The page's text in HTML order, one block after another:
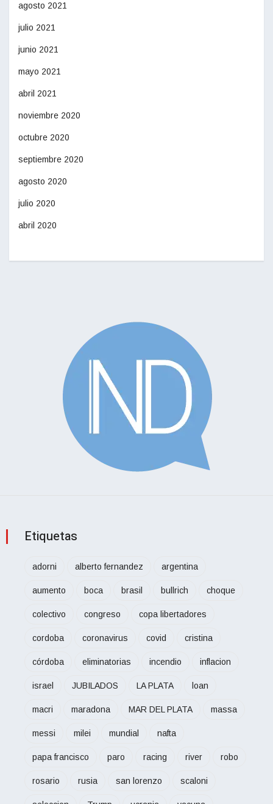
agosto 2021
julio 2021
junio 2021
mayo 2021
abril 2021
noviembre 2020
octubre 2020
septiembre 2020
agosto 2020
julio 2020
abril 2020
Etiquetas
adorni alberto fernandez argentina
aumento boca brasil bullrich choque
colectivo congreso copa libertadores
cordoba coronavirus covid cristina
córdoba eliminatorias incendio inflacion
israel JUBILADOS LA PLATA loan
macri maradona MAR DEL PLATA massa
messi milei mundial nafta
papa francisco paro racing river robo
rosario rusia san lorenzo scaloni